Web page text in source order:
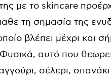
με το skincare
τη σημασία της
βλέπει μέχρι και
αυτό που
σέλερι,